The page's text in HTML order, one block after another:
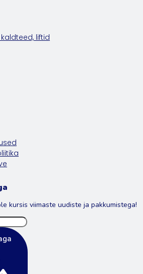
liftid
kursis viimaste uudiste ja pakkumistega!